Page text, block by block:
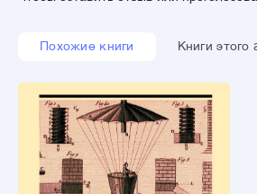
Похожие книги Книги этого